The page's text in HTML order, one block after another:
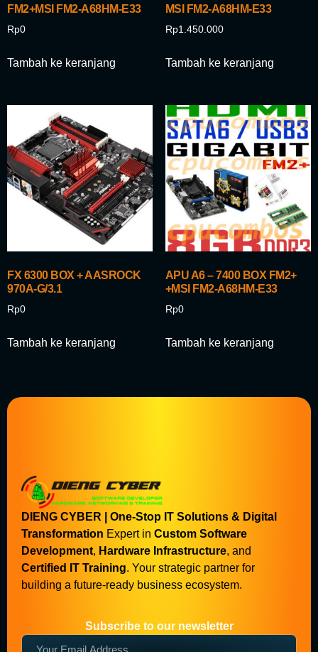
FM2+MSI FM2-A68HM-E33
Rp0
Tambah ke keranjang
MSI FM2-A68HM-E33
Rp1.450.000
Tambah ke keranjang
FX 6300 BOX + AASROCK
970A-G/3.1
Rp0
Tambah ke keranjang
APU A6 – 7400 BOX FM2+
+MSI FM2-A68HM-E33
Rp0
Tambah ke keranjang
DIENG CYBER | One-Stop IT Solutions & Digital
Transformation Expert in Custom Software
Development, Hardware Infrastructure, and
Certified IT Training. Your strategic partner for
building a future-ready business ecosystem.
Subscribe to our newsletter